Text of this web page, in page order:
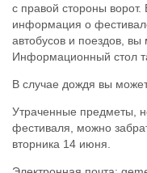
с правой стороны
информация о
автобусов и поездов, вы
Информационный стол
В случае дождя вы
Утраченные предметы,
фестиваля, можно
вторника 14 июня.